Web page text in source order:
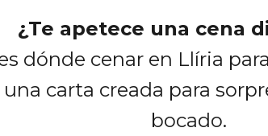
¿Te apetece una cena
dónde cenar en Llíria
carta creada para
bocado.